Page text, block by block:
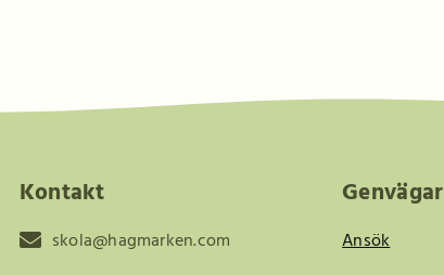
Kontakt
skola@hagmarken.com
Genvägar
Ansök